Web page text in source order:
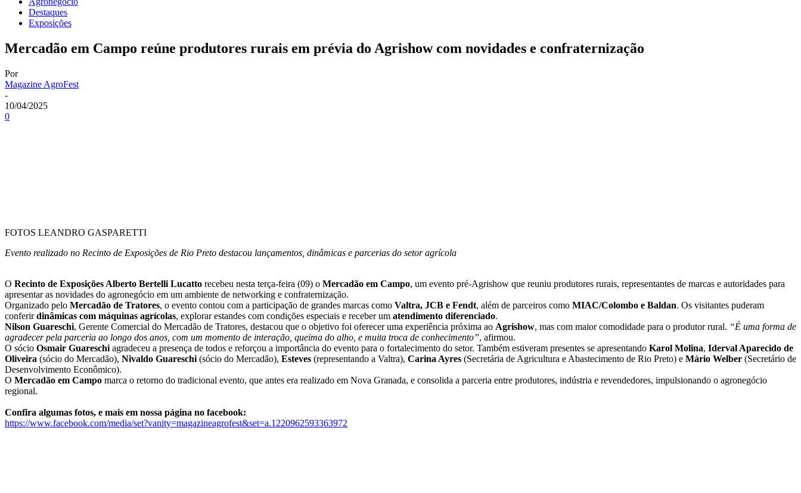
Destaques
Exposições
Mercadão em Campo reúne produtores rurais em prévia do Agrishow com novidades e confraternização
Por
Magazine AgroFest
-
10/04/2025
0
FOTOS LEANDRO GASPARETTI
Evento realizado no Recinto de Exposições de Rio Preto destacou lançamentos, dinâmicas e parcerias do setor agrícola
O Recinto de Exposições Alberto Bertelli Lucatto recebeu nesta terça-feira (09) o Mercadão em Campo, um evento pré-Agrishow que reuniu produtores rurais, representantes de marcas e autoridades para
apresentar as novidades do agronegócio em um ambiente de networking e confraternização.
Organizado pelo Mercadão de Tratores, o evento contou com a participação de grandes marcas como Valtra, JCB e Fendt, além de parceiros como MIAC/Colombo e Baldan. Os visitantes puderam
conferirdinâmicas com máquinas agrícolas, explorar estandes com condições especiais e receber um atendimento diferenciado.
Nilson Guareschi, Gerente Comercial do Mercadão de Tratores, destacou que o objetivo foi oferecer uma experiência próxima ao Agrishow, mas com maior comodidade para o produtor rural. “É uma forma de
agradecer pela parceria ao longo dos anos, com um momento de interação, queima do alho, e muita troca de conhecimento”, afirmou.
O sócio Osmair Guareschi agradeceu a presença de todos e reforçou a importância do evento para o fortalecimento do setor. Também estiveram presentes se apresentando Karol Molina, Iderval Aparecido de
Oliveira (sócio do Mercadão), Nivaldo Guareschi (sócio do Mercadão), Esteves (representando a Valtra), Carina Ayres (Secretária de Agricultura e Abastecimento de Rio Preto) e Mário Welber (Secretário de
Desenvolvimento Econômico).
O Mercadão em Campo marca o retorno do tradicional evento, que antes era realizado em Nova Granada, e consolida a parceria entre produtores, indústria e revendedores, impulsionando o agronegócio
regional.
Confira algumas fotos, e mais em nossa página no facebook:
https://www.facebook.com/media/set?vanity=magazineagrofest&set=a.1220962593363972